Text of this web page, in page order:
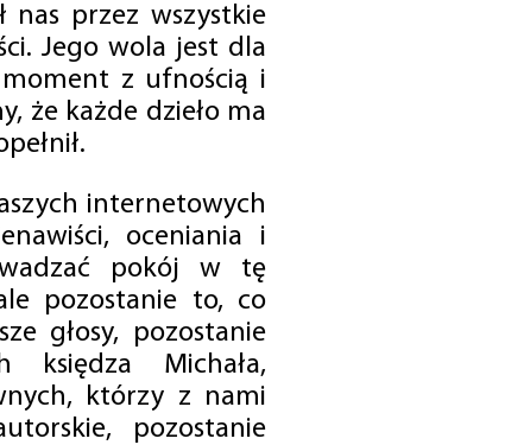
nas przez wszystkie
Jego wola jest dla
z ufnością i
że każde dzieło ma
internetowych
oceniania i
pokój w tę
pozostanie to, co
głosy, pozostanie
księdza Michała,
którzy z nami
pozostanie